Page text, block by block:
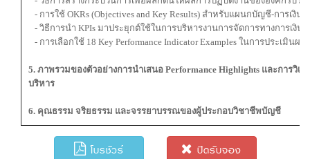
- การใช้ OKRs (Objectives and Key Results) สำหรับแผนกบัญชี-การเงิน
- วิธีการนํา KPIs มาประยุกต์ใช้ในการบริหารงานการจัดการทางการเงิน
- การเลือกใช้ 18 Key Performance Indicator Examples ในการประเมิ
5. ภาพรวมของตัวอย่างการนำเสนอ Performance Highlights และการวิเ
บริหาร
6. คุณธรรม จริยธรรม และจรรยาบรรณของผู้ประกอบวิชาชีพบัญชี
โบรชัวร์ ปิดรับจอง